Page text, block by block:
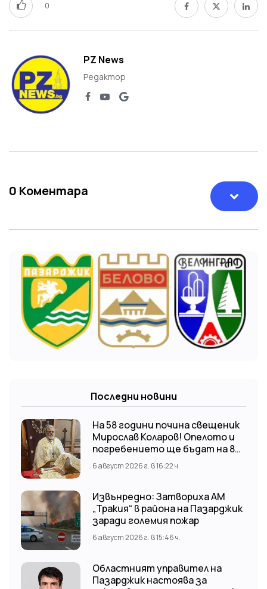
0
PZ News
Редактор
0 Коментара
Последни новини
На 58 години почина свещеник
Мирослав Коларов! Опелото и
погребението ще бъдат на 8
август (събота) от 11:00 часа в
храм “Св. Св. Козма и Дамян”, гр.
6 август 2026 г. в 16:22 ч.
Извънредно: Затвориха АМ
„Тракия“ в района на Пазарджик
заради големия пожар
6 август 2026 г. в 15:46 ч.
Областният управител на
Пазарджик настоява за